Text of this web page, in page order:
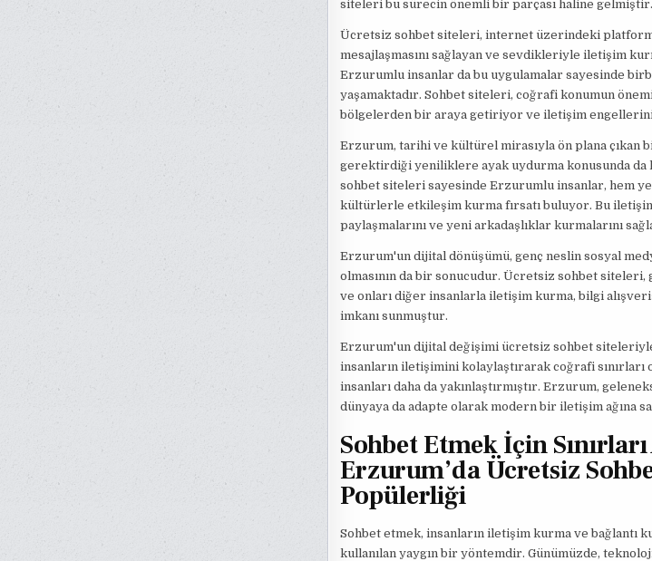
siteleri bu sürecin önemli bir parçası haline gelmiştir.
Ücretsiz sohbet siteleri, internet üzerindeki
mesajlaşmasını sağlayan ve sevdikleriyle iletişim
Erzurumlu insanlar da bu uygulamalar sayesinde
yaşamaktadır. Sohbet siteleri, coğrafi konumun
bölgelerden bir araya getiriyor ve iletişim engellerini
Erzurum, tarihi ve kültürel mirasıyla ön plana çıkan
gerektirdiği yeniliklere ayak uydurma konusunda
sohbet siteleri sayesinde Erzurumlu insanlar, hem
kültürlerle etkileşim kurma fırsatı buluyor. Bu
paylaşmalarını ve yeni arkadaşlıklar kurmalarını
Erzurum'un dijital dönüşümü, genç neslin sosyal
olmasının da bir sonucudur. Ücretsiz sohbet siteleri,
ve onları diğer insanlarla iletişim kurma, bilgi
imkanı sunmuştur.
Erzurum'un dijital değişimi ücretsiz sohbet
insanların iletişimini kolaylaştırarak coğrafi sınırları
insanları daha da yakınlaştırmıştır. Erzurum,
dünyaya da adapte olarak modern bir iletişim ağına
Sohbet Etmek İçin
Erzurum’da Ücretsiz
Popülerliği
Sohbet etmek, insanların iletişim kurma ve bağlantı
kullanılan yaygın bir yöntemdir. Günümüzde,